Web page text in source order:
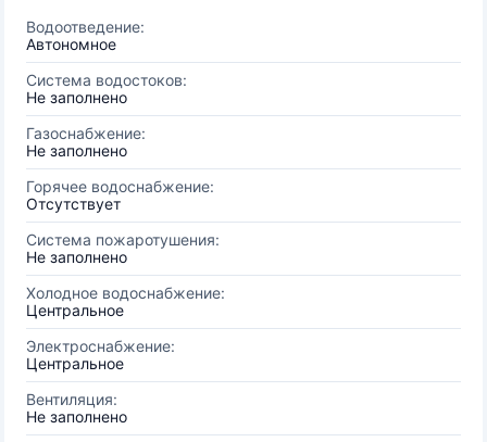
Водоотведение:
Автономное
Система водостоков:
Не заполнено
Газоснабжение:
Не заполнено
Горячее водоснабжение:
Отсутствует
Система пожаротушения:
Не заполнено
Холодное водоснабжение:
Центральное
Электроснабжение:
Центральное
Вентиляция:
Не заполнено